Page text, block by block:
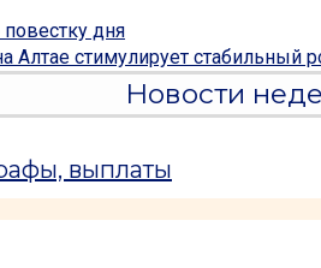
дня
Алтае стимулирует стабильный
Новости
выплаты